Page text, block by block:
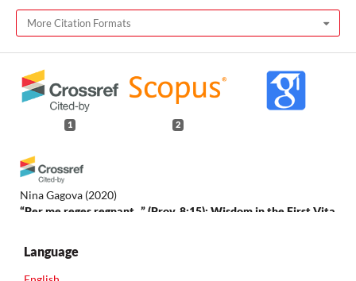
More Citation Formats
1 2
Nina Gagova (2020)
“Per me reges regnant...” (Prov. 8:15): Wisdom in the First Vita
Language